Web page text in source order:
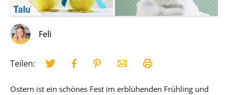
Feli
Teilen:
Ostern ist ein schönes Fest im erblühenden Frühling und